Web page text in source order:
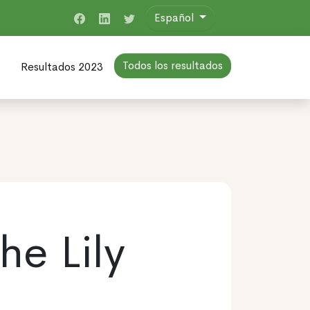
Español
Resultados 2023 Todos los resultados
Lily